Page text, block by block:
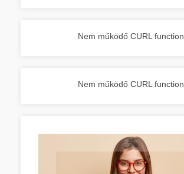
Nem működő CURL function.
Nem működő CURL function.